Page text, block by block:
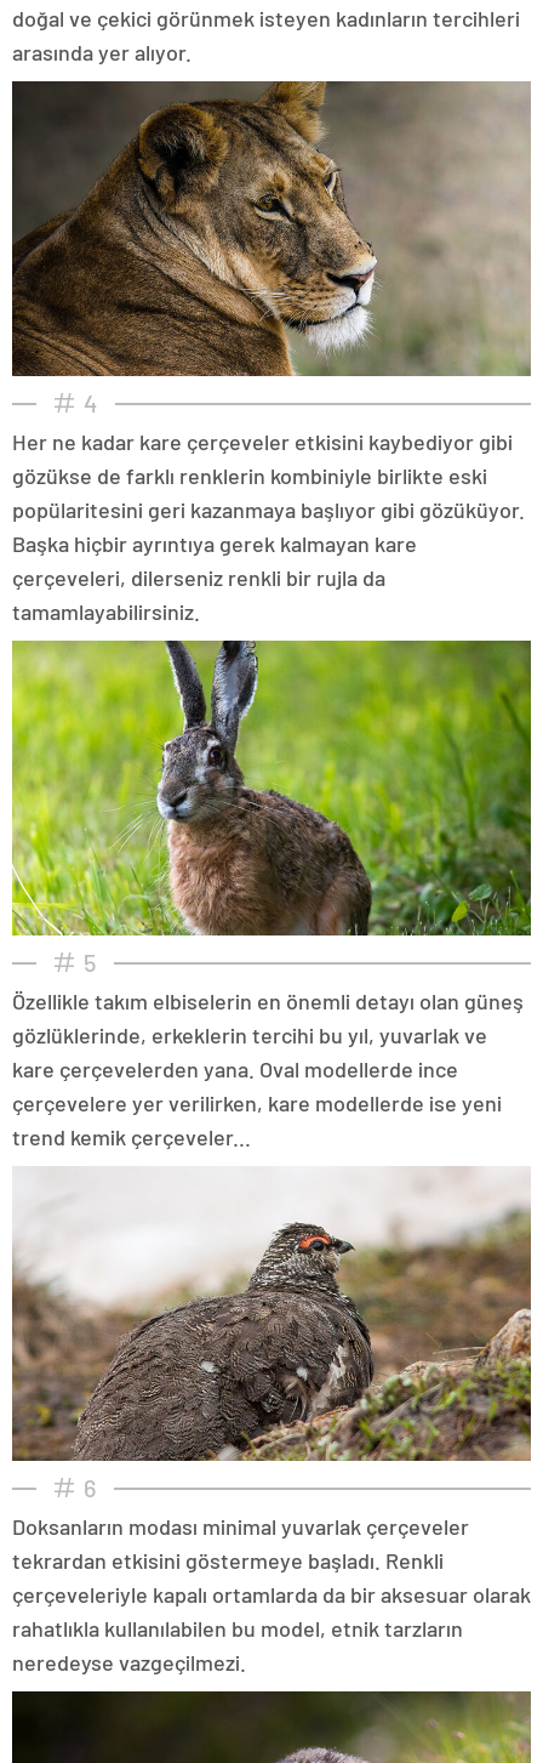
doğal ve çekici görünmek isteyen kadınların tercihleri
arasında yer alıyor.
4
Her ne kadar kare çerçeveler etkisini kaybediyor gibi
gözükse de farklı renklerin kombiniyle birlikte eski
popülaritesini geri kazanmaya başlıyor gibi gözüküyor.
Başka hiçbir ayrıntıya gerek kalmayan kare
çerçeveleri, dilerseniz renkli bir rujla da
tamamlayabilirsiniz.
5
Özellikle takım elbiselerin en önemli detayı olan güneş
gözlüklerinde, erkeklerin tercihi bu yıl, yuvarlak ve
kare çerçevelerden yana. Oval modellerde ince
çerçevelere yer verilirken, kare modellerde ise yeni
trend kemik çerçeveler...
6
Doksanların modası minimal yuvarlak çerçeveler
tekrardan etkisini göstermeye başladı. Renkli
çerçeveleriyle kapalı ortamlarda da bir aksesuar olarak
rahatlıkla kullanılabilen bu model, etnik tarzların
neredeyse vazgeçilmezi.